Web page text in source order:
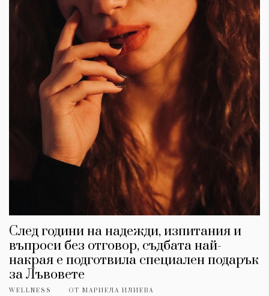
След години на надежди, изпитания и
въпроси без отговор, съдбата най-
накрая е подготвила специален подарък
за Лъвовете
WELLNESS ОТ МАРИЕЛА ИЛИЕВА